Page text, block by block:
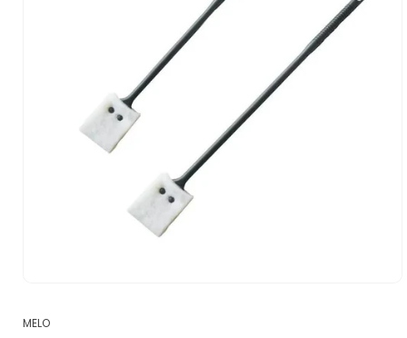
multimedia
1
MELO